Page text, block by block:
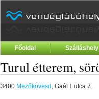
Főoldal Szálláshely
Turul étterem,
3400 Mezőkövesd , Gaál I. utca 7.